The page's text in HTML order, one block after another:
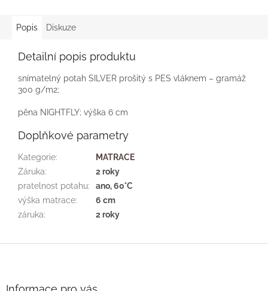
Popis Diskuze
Detailní popis produktu
snímatelný potah SILVER prošitý s PES vláknem – gramáž
300 g/m2;
pěna NIGHTFLY; výška 6 cm
Doplňkové parametry
Kategorie:
MATRACE
Záruka:
2 roky
pratelnost potahu:
ano, 60°C
výška matrace:
6 cm
záruka: 2 roky